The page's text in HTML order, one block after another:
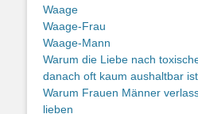
Waage
Waage-Frau
Waage-Mann
Warum die Liebe nach
danach oft kaum aushaltbar ist
Warum Frauen Männer
lieben